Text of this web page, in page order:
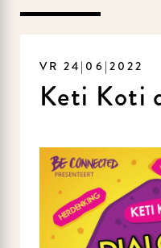
VR 24|06|2022
Keti Koti